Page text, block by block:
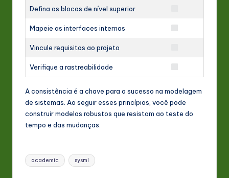
Defina os blocos de nível superior
Mapeie as interfaces internas
Vincule requisitos ao projeto
Verifique a rastreabilidade
A consistência é a chave para o sucesso na modelagem
de sistemas. Ao seguir esses princípios, você pode
construir modelos robustos que resistam ao teste do
tempo e das mudanças.
Tags:
academic sysml